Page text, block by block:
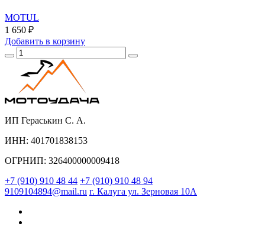
MOTUL
1 650 ₽
Добавить в корзину
ИП Гераськин С. А.
ИНН: 401701838153
ОГРНИП: 326400000009418
+7 (910) 910 48 44 +7 (910) 910 48 94
9109104894@mail.ru г. Калуга ул. Зерновая 10А